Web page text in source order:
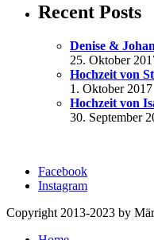
Recent Posts
Denise &
25. Oktober
Hochzeit von
1. Oktober 2017
Hochzeit von
30. September
Facebook
Instagram
Copyright 2013-2023 by